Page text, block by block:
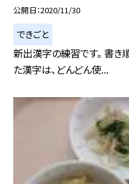
公開日 2020/11/30
できごと
新出漢字の練習です。 書き
た漢字は、どんどん使...